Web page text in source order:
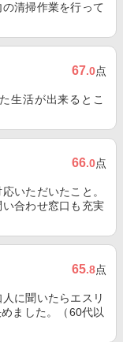
清掃作業を行って
67.0点
生活が出来るとこ
66.0点
いただいたこと。
合わせ窓口も充実
65.8点
に聞いたらエスリ
ました。（60代以